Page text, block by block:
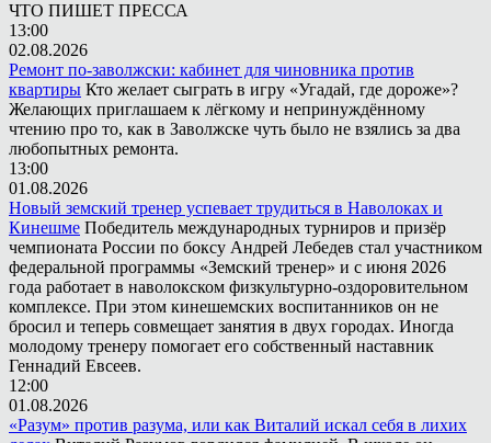
ЧТО ПИШЕТ ПРЕССА
13:00
02.08.2026
Ремонт по-заволжски: кабинет для чиновника против
квартиры Кто желает сыграть в игру «Угадай, где дороже»?
Желающих приглашаем к лёгкому и непринуждённому
чтению про то, как в Заволжске чуть было не взялись за два
любопытных ремонта.
13:00
01.08.2026
Новый земский тренер успевает трудиться в Наволоках и
Кинешме Победитель международных турниров и призёр
чемпионата России по боксу Андрей Лебедев стал участником
федеральной программы «Земский тренер» и с июня 2026
года работает в наволокском физкультурно-оздоровительном
комплексе. При этом кинешемских воспитанников он не
бросил и теперь совмещает занятия в двух городах. Иногда
молодому тренеру помогает его собственный наставник
Геннадий Евсеев.
12:00
01.08.2026
«Разум» против разума, или как Виталий искал себя в лихих